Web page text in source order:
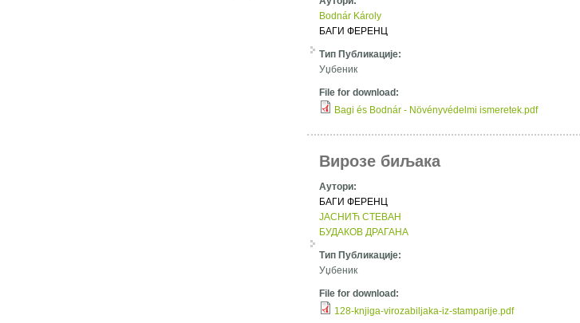
Bodnár Károly
БАГИ ФЕРЕНЦ
Тип Публикације:
Уџбеник
File for download:
Bagi és Bodnár - Növényvédelmi ismeretek.pdf
Вирозе биљака
Аутори:
БАГИ ФЕРЕНЦ
ЈАСНИЋ СТЕВАН
БУДАКОВ ДРАГАНА
Тип Публикације:
Уџбеник
File for download:
128-knjiga-virozabiljaka-iz-stamparije.pdf